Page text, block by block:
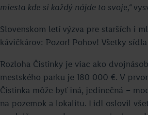
miesta kde si každý nájde to svoje,“
Slovenskom letí výzva pre starších i
kávičkárov: Pozor! Pohov! Všetky
Rozloha Čistinky je viac ako
mestského parku je 180 000 €. V
Čistinka môže byť iná, jedinečná –
na pozemok a lokalitu. Lidl oslovil